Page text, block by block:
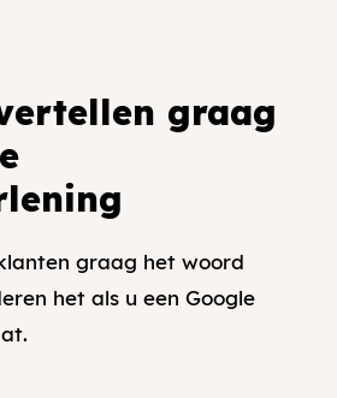
graag
graag het woord
het als u een Google